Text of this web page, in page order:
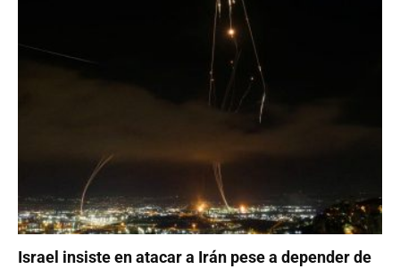
Israel insiste en atacar a Irán pese a depender de